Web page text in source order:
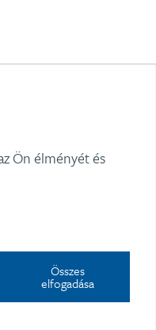
Ön élményét és
Összes
elfogadása